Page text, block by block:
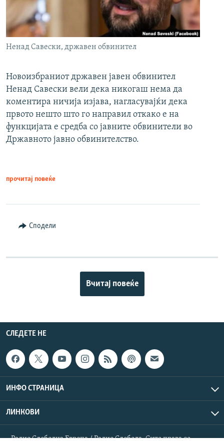
Ненад Савески, државен обвинител
Новоизбраниот државен јавен обвинител
Ненад Савески вели дека никогаш нема да
коментира ничија изјава, нагласувајќи дека
првото нешто што го направил откако е на
функцијата е средба со јавните обвинители во
Државното јавно обвинителство.
прочитај повеќе
Сподели
Вчитај повеќе
СЛЕДЕТЕ НЕ
ИНФО СТРАНИЦА
ЛИНКОВИ
Радио Слободна Европа / Радио Слобода. Сите права се